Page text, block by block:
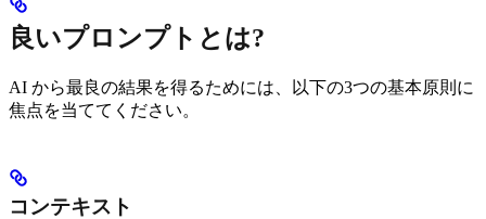
良いプロンプトとは?
AI から最良の結果を得るためには、以下の3つの基本原則に
焦点を当ててください。
コンテキスト